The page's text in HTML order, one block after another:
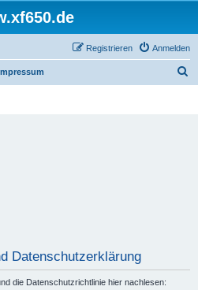
Anmelden
Registrieren
Datenschutzerklärung
die Datenschutzrichtlinie hier nachlesen: